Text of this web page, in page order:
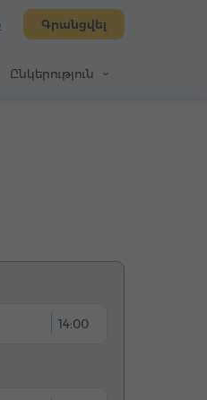
Գրանցվել
Ընկերություն
14:00